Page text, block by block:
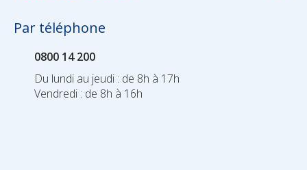
Par téléphone
0800 14 200
Du lundi au jeudi : de 8h à 17h
Vendredi : de 8h à 16h